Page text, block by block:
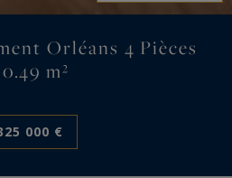
Orléans 4 Pièces
m²
000 €